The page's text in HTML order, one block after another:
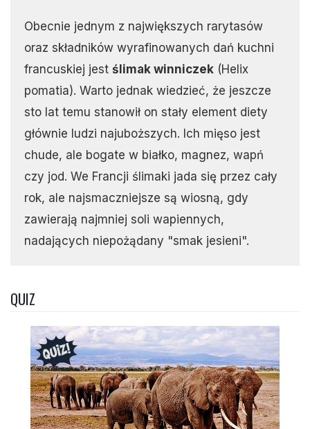
Obecnie jednym z największych rarytasów
oraz składników wyrafinowanych dań kuchni
francuskiej jest ślimak winniczek (Helix
pomatia). Warto jednak wiedzieć, że jeszcze
sto lat temu stanowił on stały element diety
głównie ludzi najuboższych. Ich mięso jest
chude, ale bogate w białko, magnez, wapń
czy jod. We Francji ślimaki jada się przez cały
rok, ale najsmaczniejsze są wiosną, gdy
zawierają najmniej soli wapiennych,
nadających niepożądany "smak jesieni".
QUIZ